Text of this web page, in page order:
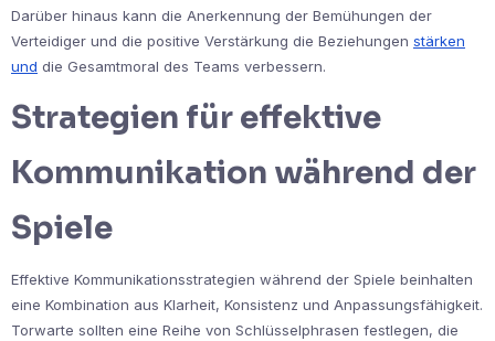
Darüber hinaus kann die Anerkennung der Bemühungen der
Verteidiger und die positive Verstärkung die Beziehungen stärken
und die Gesamtmoral des Teams verbessern.
Strategien für effektive
Kommunikation während der
Spiele
Effektive Kommunikationsstrategien während der Spiele beinhalten
eine Kombination aus Klarheit, Konsistenz und Anpassungsfähigkeit.
Torwarte sollten eine Reihe von Schlüsselphrasen festlegen, die